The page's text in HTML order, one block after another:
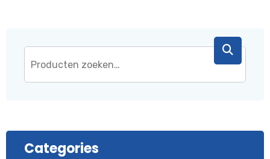
Categories